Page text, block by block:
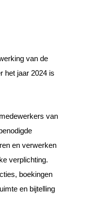
van de
het jaar 2024 is
van
en verwerken
verplichting.
boekingen
en bijtelling